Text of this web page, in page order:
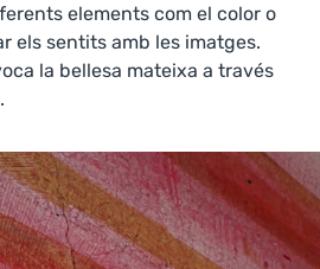
elements com el color o
els sentits amb les imatges.
la bellesa mateixa a través